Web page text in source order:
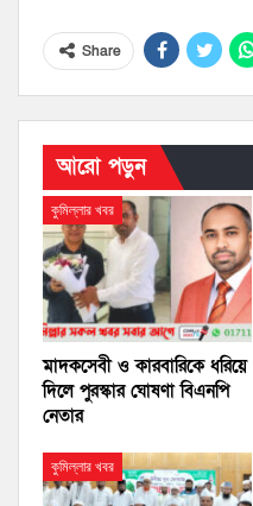
Share
আরো পড়ুন
কুমিল্লার খবর
মাদকসেবী ও কারবারিকে ধরিয়ে
দিলে পুরস্কার ঘোষণা বিএনপি
নেতার
কুমিল্লার খবর